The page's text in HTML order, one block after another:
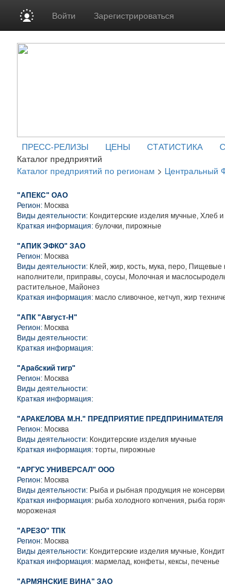
Войти Зарегистрироваться
ПРЕСС-РЕЛИЗЫ ЦЕНЫ СТАТИСТИКА
Каталог предприятий
Каталог предприятий по регионам > Центральный
"АПЕКС" ОАО
Регион: Москва
Виды деятельности: Кондитерские изделия мучные, Хлеб
Краткая информация: булочки, пирожные
"АПИК ЭФКО" ЗАО
Регион: Москва
Виды деятельности: Клей, жир, кость, мука, перо, Пищевые
наполнители, приправы, соусы, Молочная и
растительное, Майонез
Краткая информация: масло сливочное, кетчуп, жир
"АПК "Август-Н"
Регион: Москва
Виды деятельности:
Краткая информация:
"Арабский тигр"
Регион: Москва
Виды деятельности:
Краткая информация:
"АРАКЕЛОВА М.Н." ПРЕДПРИЯТИЕ ПРЕДПРИНИМАТЕЛЯ
Регион: Москва
Виды деятельности: Кондитерские изделия мучные
Краткая информация: торты, пирожные
"АРГУС УНИВЕРСАЛ" ООО
Регион: Москва
Виды деятельности: Рыба и рыбная продукция не
Краткая информация: рыба холодного копчения, рыба
мороженая
"АРЕЗО" ТПК
Регион: Москва
Виды деятельности: Кондитерские изделия мучные,
Краткая информация: мармелад, конфеты, кексы, печенье
"АРМЯНСКИЕ ВИНА" ЗАО